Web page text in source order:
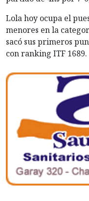
Lola hoy ocupa el
menores en la
sacó sus primeros
con ranking ITF 1689.